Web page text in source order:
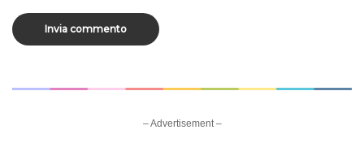
– Advertisement –